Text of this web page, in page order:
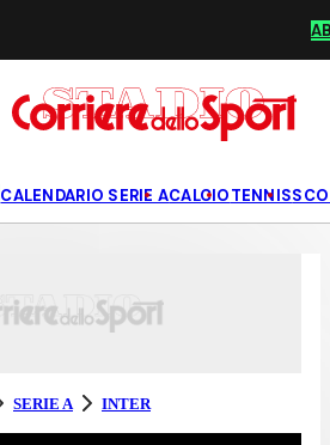
CALENDARIO SERIE ACALCIOTENNIS
SERIE A INTER